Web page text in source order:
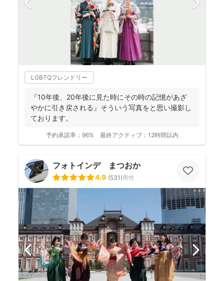
LGBTQフレンドリー
『10年後、20年後に見た時にその時の記憶があざ
やかに引き戻される』そういう写真をと思い撮影し
ております。
予約承諾率： 96% 最終アクティブ： 12時間以内
フォトインデ まつおか
4.9 (531)男性